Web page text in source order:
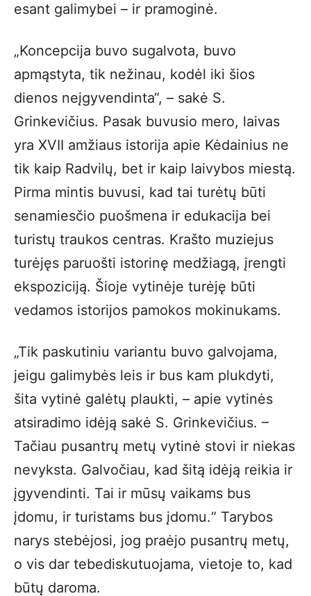
esant galimybei – ir pramoginė.
„Koncepcija buvo sugalvota, buvo
apmąstyta, tik nežinau, kodėl iki šios
dienos neįgyvendinta“, – sakė S.
Grinkevičius. Pasak buvusio mero, laivas
yra XVII amžiaus istorija apie Kėdainius ne
tik kaip Radvilų, bet ir kaip laivybos miestą.
Pirma mintis buvusi, kad tai turėtų būti
senamiesčio puošmena ir edukacija bei
turistų traukos centras. Krašto muziejus
turėjęs paruošti istorinę medžiagą, įrengti
ekspoziciją. Šioje vytinėje turėję būti
vedamos istorijos pamokos mokinukams.
„Tik paskutiniu variantu buvo galvojama,
jeigu galimybės leis ir bus kam plukdyti,
šita vytinė galėtų plaukti, – apie vytinės
atsiradimo idėją sakė S. Grinkevičius. –
Tačiau pusantrų metų vytinė stovi ir niekas
nevyksta. Galvočiau, kad šitą idėją reikia ir
įgyvendinti. Tai ir mūsų vaikams bus
įdomu, ir turistams bus įdomu.“ Tarybos
narys stebėjosi, jog praėjo pusantrų metų,
o vis dar tebediskutuojama, vietoje to, kad
būtų daroma.